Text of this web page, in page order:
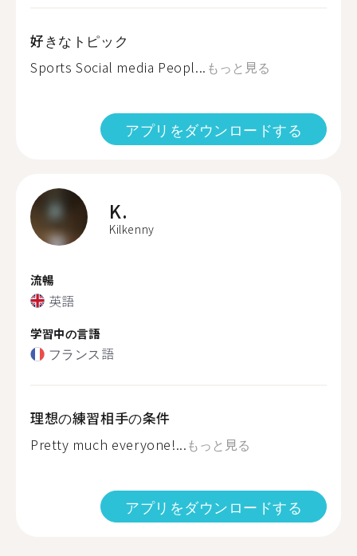
好きなトピック
Sports Social media Peopl... もっと見る
アプリをダウンロードする
K.
Kilkenny
流暢
英語
学習中の言語
フランス語
理想の練習相手の条件
Pretty much everyone!...もっと見る
アプリをダウンロードする